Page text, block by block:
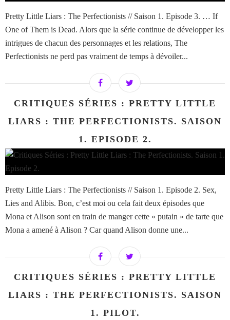
Pretty Little Liars : The Perfectionists // Saison 1. Episode 3. … If
One of Them is Dead. Alors que la série continue de développer les
intrigues de chacun des personnages et les relations, The
Perfectionists ne perd pas vraiment de temps à dévoiler...
CRITIQUES SÉRIES : PRETTY LITTLE
LIARS : THE PERFECTIONISTS. SAISON
1. EPISODE 2.
Pretty Little Liars : The Perfectionists // Saison 1. Episode 2. Sex,
Lies and Alibis. Bon, c’est moi ou cela fait deux épisodes que
Mona et Alison sont en train de manger cette « putain » de tarte que
Mona a amené à Alison ? Car quand Alison donne une...
CRITIQUES SÉRIES : PRETTY LITTLE
LIARS : THE PERFECTIONISTS. SAISON
1. PILOT.